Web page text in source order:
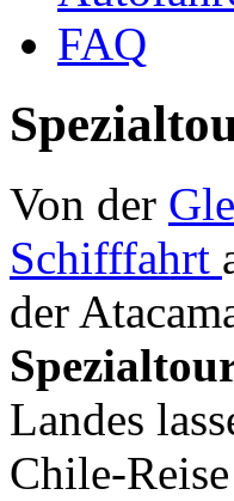
FAQ
Von der
Schifffahrt
der
Landes
Chile-